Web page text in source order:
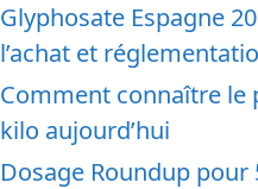
Glyphosate Espagne
l’achat et
Comment connaître le
kilo aujourd’hui
Dosage Roundup pour